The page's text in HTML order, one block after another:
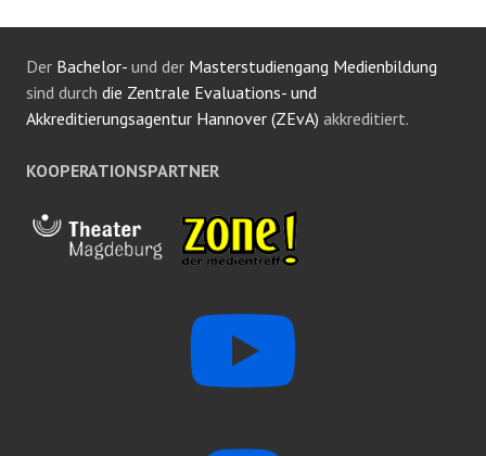
Der Bachelor- und der Masterstudiengang Medienbildung
sind durch die Zentrale Evaluations- und
Akkreditierungsagentur Hannover (ZEvA) akkreditiert.
KOOPERATIONSPARTNER